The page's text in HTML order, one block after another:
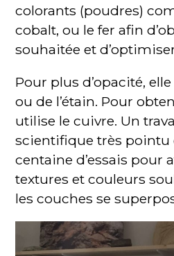
colorants (poudres)
cobalt, ou le fer afin
souhaitée et
Pour plus d’opacité,
ou de l’étain. Pour
utilise le cuivre. Un
scientifique très pointu
centaine d’essais pour
textures et couleurs
les couches se